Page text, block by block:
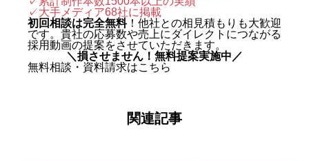
を創業。 実績は数字で裏づけられ
ている。SNS運用代行事業では、
自社アカウントを「札幌 SNS運用
gleニュースをはじめ大手メディア
✓大手メディア68社に掲載
初回相談は完全無料！他社との相見積もりも大歓迎
です。貴社の応募数や売上にダイレクトにつながる
採用動画の提案をさせていただきます。
＼損させません！無料提案実施中／
無料相談・資料請求はこちら
関連記事